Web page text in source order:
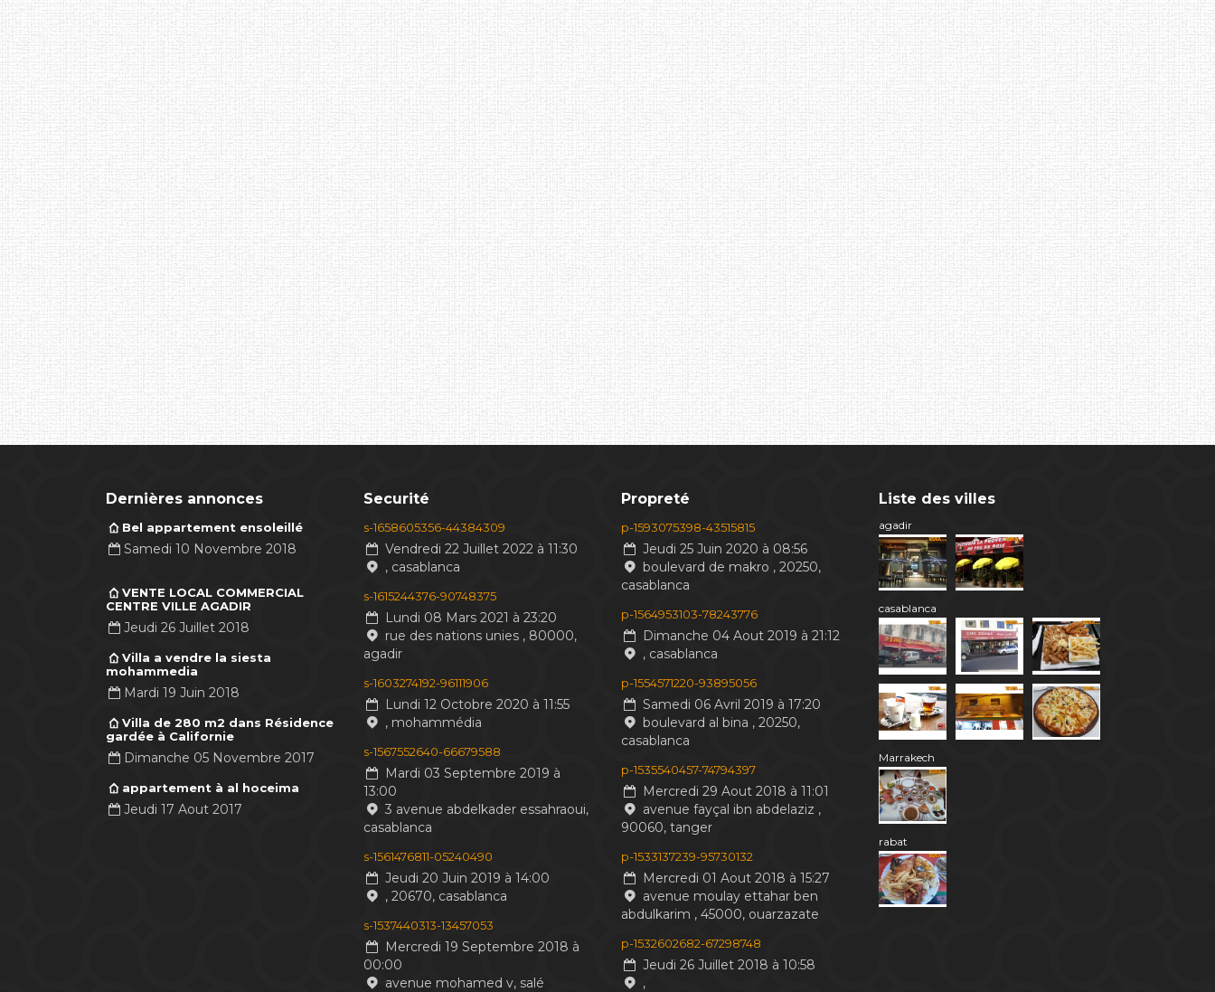
Dernières annonces
Bel appartement ensoleillé
Samedi 10 Novembre 2018
VENTE LOCAL COMMERCIAL
CENTRE VILLE AGADIR
Jeudi 26 Juillet 2018
Villa a vendre la siesta
mohammedia
Mardi 19 Juin 2018
Villa de 280 m2 dans Résidence
gardée à Californie
Dimanche 05 Novembre 2017
appartement à al hoceima
Jeudi 17 Aout 2017
Securité
s-1658605356-44384309
Vendredi 22 Juillet 2022 à 11:30
, casablanca
s-1615244376-90748375
Lundi 08 Mars 2021 à 23:20
rue des nations unies , 80000,
agadir
s-1603274192-96111906
Lundi 12 Octobre 2020 à 11:55
, mohammédia
s-1567552640-66679588
Mardi 03 Septembre 2019 à
13:00
3 avenue abdelkader essahraoui,
casablanca
s-1561476811-05240490
Jeudi 20 Juin 2019 à 14:00
, 20670, casablanca
s-1537440313-13457053
Mercredi 19 Septembre 2018 à
00:00
avenue mohamed v, salé
Propreté
p-1593075398-43515815
Jeudi 25 Juin 2020 à 08:56
boulevard de makro , 20250,
casablanca
p-1564953103-78243776
Dimanche 04 Aout 2019 à 21:12
, casablanca
p-1554571220-93895056
Samedi 06 Avril 2019 à 17:20
boulevard al bina , 20250,
casablanca
p-1535540457-74794397
Mercredi 29 Aout 2018 à 11:01
avenue fayçal ibn abdelaziz ,
90060, tanger
p-1533137239-95730132
Mercredi 01 Aout 2018 à 15:27
avenue moulay ettahar ben
abdulkarim , 45000, ouarzazate
p-1532602682-67298748
Jeudi 26 Juillet 2018 à 10:58
,
Liste des villes
agadir
casablanca
Marrakech
rabat